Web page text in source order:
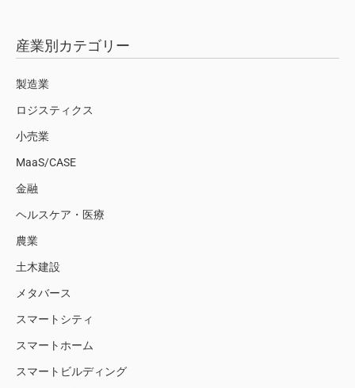
産業別カテゴリー
製造業
ロジスティクス
小売業
MaaS/CASE
金融
ヘルスケア・医療
農業
土木建設
メタバース
スマートシティ
スマートホーム
スマートビルディング